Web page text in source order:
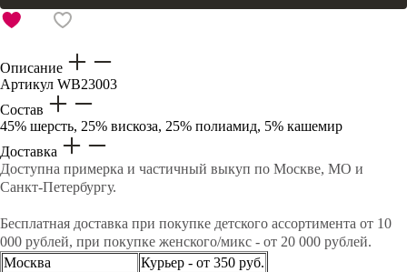
Описание
Артикул WB23003
Состав
45% шерсть, 25% вискоза, 25% полиамид, 5% кашемир
Доставка
Доступна примерка и частичный выкуп по Москве, МО и
Санкт-Петербургу.
Бесплатная доставка при покупке детского ассортимента от 10
000 рублей, при покупке женского/микс - от 20 000 рублей.
Москва
Курьер - от 350 руб.